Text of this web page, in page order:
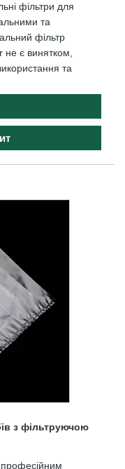
фільтри для
та
фільтр
не є винятком,
та
з фільтруючою